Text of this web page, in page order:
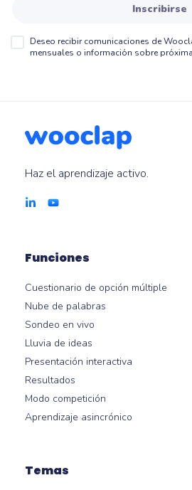
Inscribirse
Deseo recibir comunicaciones de
mensuales o información sobre
Haz el aprendizaje activo.
Funciones
Cuestionario de opción múltiple
Nube de palabras
Sondeo en vivo
Lluvia de ideas
Presentación interactiva
Resultados
Modo competición
Aprendizaje asincrónico
Temas